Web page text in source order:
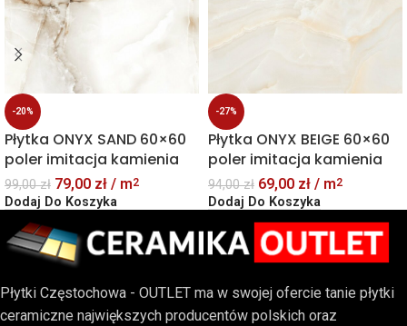
-20%
Płytka ONYX SAND 60×60
poler imitacja kamienia
99,00zł 79,00 zł / m2
Dodaj Do Koszyka
-27%
Płytka ONYX BEIGE 60×60
poler imitacja kamienia
94,00zł 69,00 zł / m2
Dodaj Do Koszyka
Płytki Częstochowa - OUTLET ma w swojej ofercie tanie płytki
ceramiczne największych producentów polskich oraz